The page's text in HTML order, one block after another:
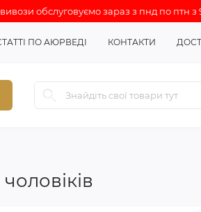
обслуговуємо зараз з пнд по птн з
ПО АЮРВЕДІ КОНТАКТИ